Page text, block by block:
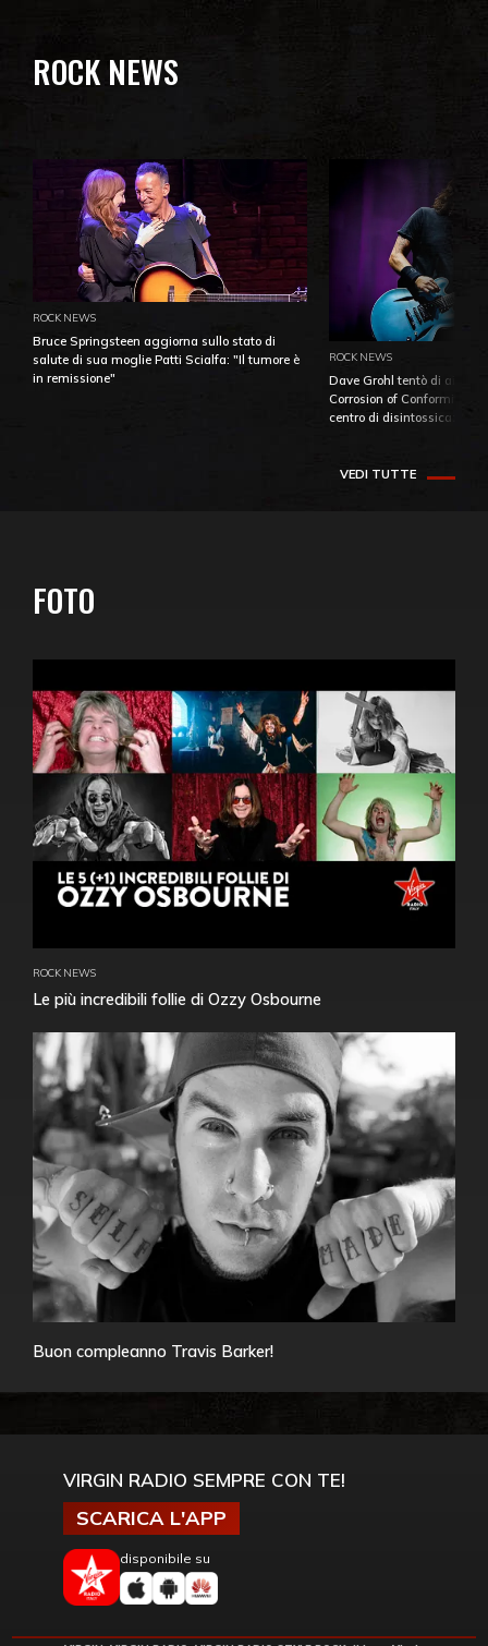
ROCK NEWS
ROCK NEWS
Bruce Springsteen aggiorna sullo stato di
salute di sua moglie Patti Scialfa: "Il tumore è
in remissione"
ROCK NEWS
Dave Grohl tentò di
Corrosion of Conformity
centro di
VEDI TUTTE
FOTO
ROCK NEWS
Le più incredibili follie di Ozzy Osbourne
Buon compleanno Travis Barker!
VIRGIN RADIO SEMPRE CON TE!
SCARICA L'APP
disponibile su